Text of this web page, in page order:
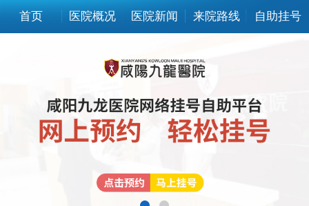
首页 医院概况 医院新闻 来院路线 自助挂号